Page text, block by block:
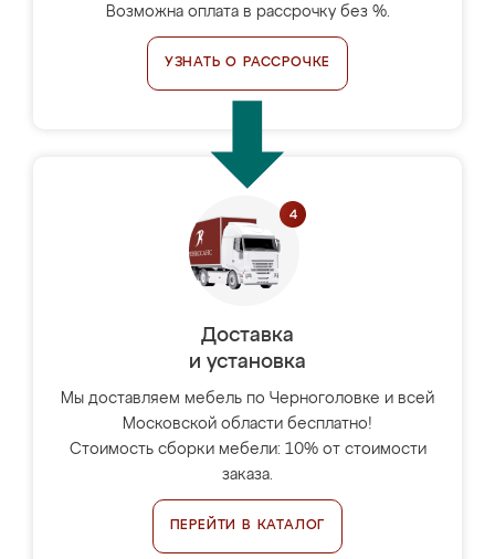
Возможна оплата в рассрочку без %.
УЗНАТЬ О РАССРОЧКЕ
Доставка
и установка
Мы доставляем мебель по Черноголовке и всей
Московской области бесплатно!
Стоимость сборки мебели: 10% от стоимости
заказа.
ПЕРЕЙТИ В КАТАЛОГ